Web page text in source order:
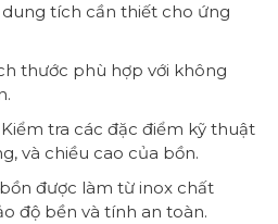
tích cần thiết cho ứng
thước phù hợp với không
tra các đặc điểm kỹ thuật
và chiều cao của bồn.
được làm từ inox chất
độ bền và tính an toàn.